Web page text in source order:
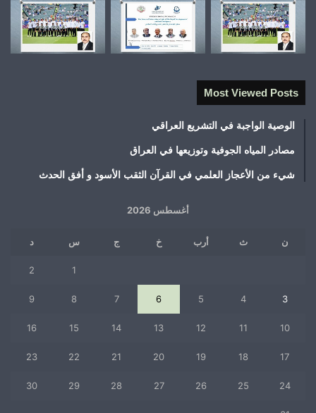
Most Viewed Posts
الوصية الواجبة في التشريع العراقي
مصادر المياه الجوفية وتوزيعها في العراق
شيء من الأعجاز العلمي في القرآن الثقب الأسود و أفق الحدث
أغسطس 2026
ن ث أرب خ ج س د
1
2
3
4
5
6
7
8
9
10
11
12
13
14
15
16
17
18
19
20
21
22
23
24
25
26
27
28
29
30